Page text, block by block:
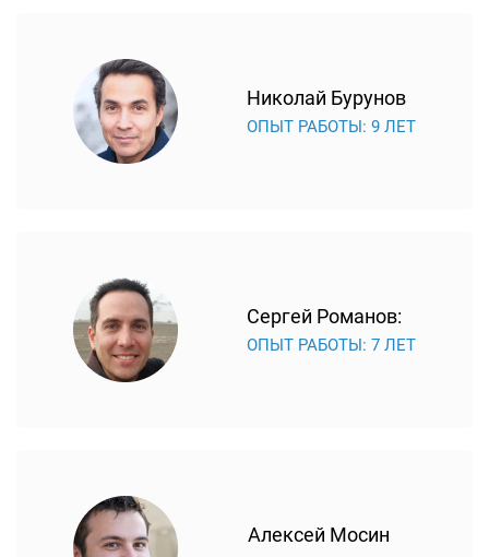
Николай Бурунов
ОПЫТ РАБОТЫ: 9 ЛЕТ
Сергей Романов:
ОПЫТ РАБОТЫ: 7 ЛЕТ
Алексей Мосин